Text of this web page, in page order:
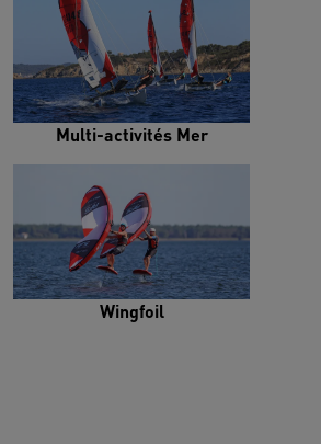
Multi-activités Mer
Wingfoil